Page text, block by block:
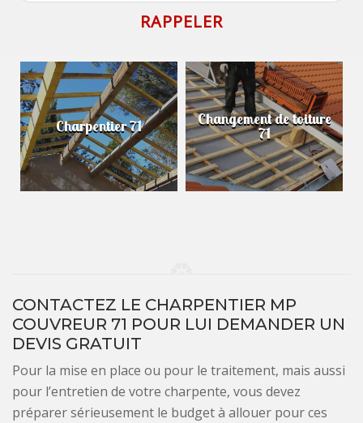
Charpentier 71 Changement de toiture
71
CONTACTEZ LE CHARPENTIER MP
COUVREUR 71 POUR LUI DEMANDER UN
DEVIS GRATUIT
Pour la mise en place ou pour le traitement, mais aussi
pour l’entretien de votre charpente, vous devez
préparer sérieusement le budget à allouer pour ces